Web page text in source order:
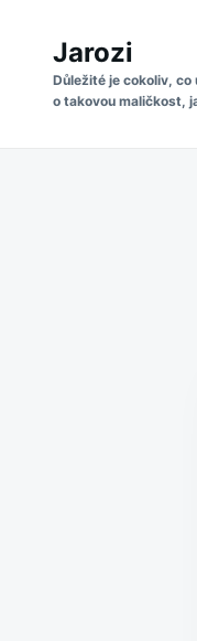
content
for:
Jarozi
Důležité je cokoliv,
o takovou maličkost,